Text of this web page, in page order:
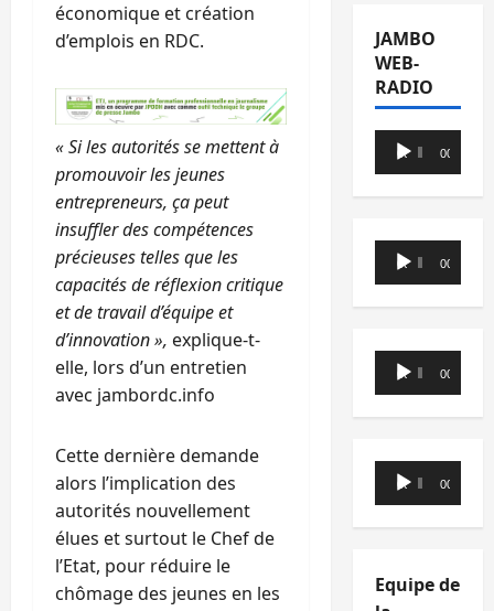
économique et création
d’emplois en RDC.
« Si les autorités se mettent à
promouvoir les jeunes
entrepreneurs, ça peut
insuffler des compétences
précieuses telles que les
capacités de réflexion critique
et de travail d’équipe et
d’innovation », explique-t-
elle, lors d’un entretien
avec jambordc.info
Cette dernière demande
alors l’implication des
autorités nouvellement
élues et surtout le Chef de
l’Etat, pour réduire le
chômage des jeunes en les
JAMBO
WEB-
RADIO
Lecteur
audio
00:00 00:00
Lecteur
audio
00:00 00:00
Lecteur
audio
00:00 00:00
Lecteur
audio
00:00 00:00
Equipe de